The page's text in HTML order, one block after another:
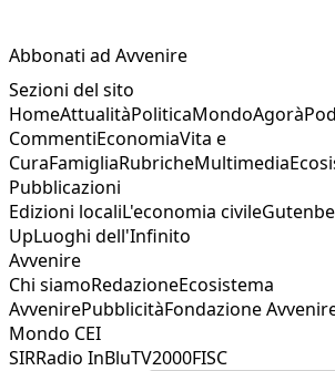
Abbonati ad Avvenire
Sezioni del sito
HomeAttualitàPoliticaMondoAgorà
CommentiEconomiaVita e
CuraFamigliaRubricheMultimedia
Pubblicazioni
Edizioni localiL'economia civile
UpLuoghi dell'Infinito
Avvenire
Chi siamoRedazioneEcosistema
AvvenirePubblicitàFondazione
Mondo CEI
SIRRadio InBluTV2000FISC